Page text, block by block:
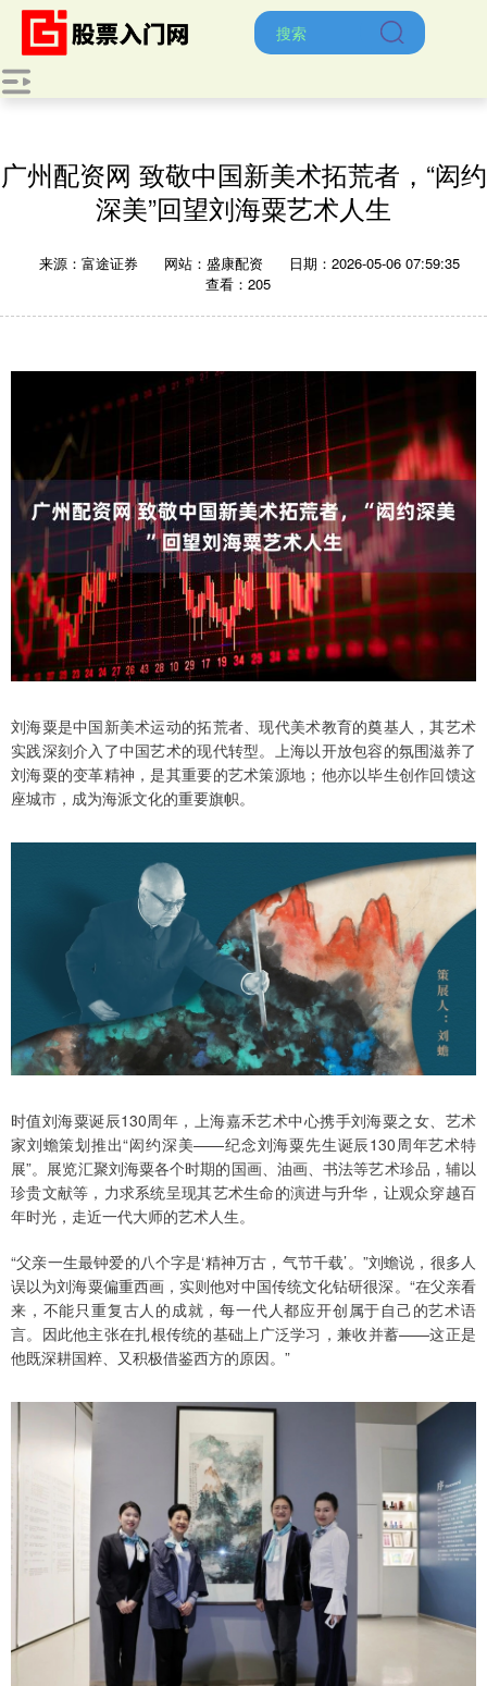
广州配资网 致敬中国新美术拓荒者，“闳约
深美”回望刘海粟艺术人生
来源：富途证券 网站：盛康配资
日期：2026-05-06 07:59:35
查看：205
刘海粟是中国新美术运动的拓荒者、现代美术教育的奠基人，其艺术
实践深刻介入了中国艺术的现代转型。上海以开放包容的氛围滋养了
刘海粟的变革精神，是其重要的艺术策源地；他亦以毕生创作回馈这
座城市，成为海派文化的重要旗帜。
时值刘海粟诞辰130周年，上海嘉禾艺术中心携手刘海粟之女、艺术
家刘蟾策划推出“闳约深美——纪念刘海粟先生诞辰130周年艺术特
展”。展览汇聚刘海粟各个时期的国画、油画、书法等艺术珍品，辅以
珍贵文献等，力求系统呈现其艺术生命的演进与升华，让观众穿越百
年时光，走近一代大师的艺术人生。
“父亲一生最钟爱的八个字是‘精神万古，气节千载’。”刘蟾说，很多人
误以为刘海粟偏重西画，实则他对中国传统文化钻研很深。“在父亲看
来，不能只重复古人的成就，每一代人都应开创属于自己的艺术语
言。因此他主张在扎根传统的基础上广泛学习，兼收并蓄——这正是
他既深耕国粹、又积极借鉴西方的原因。”